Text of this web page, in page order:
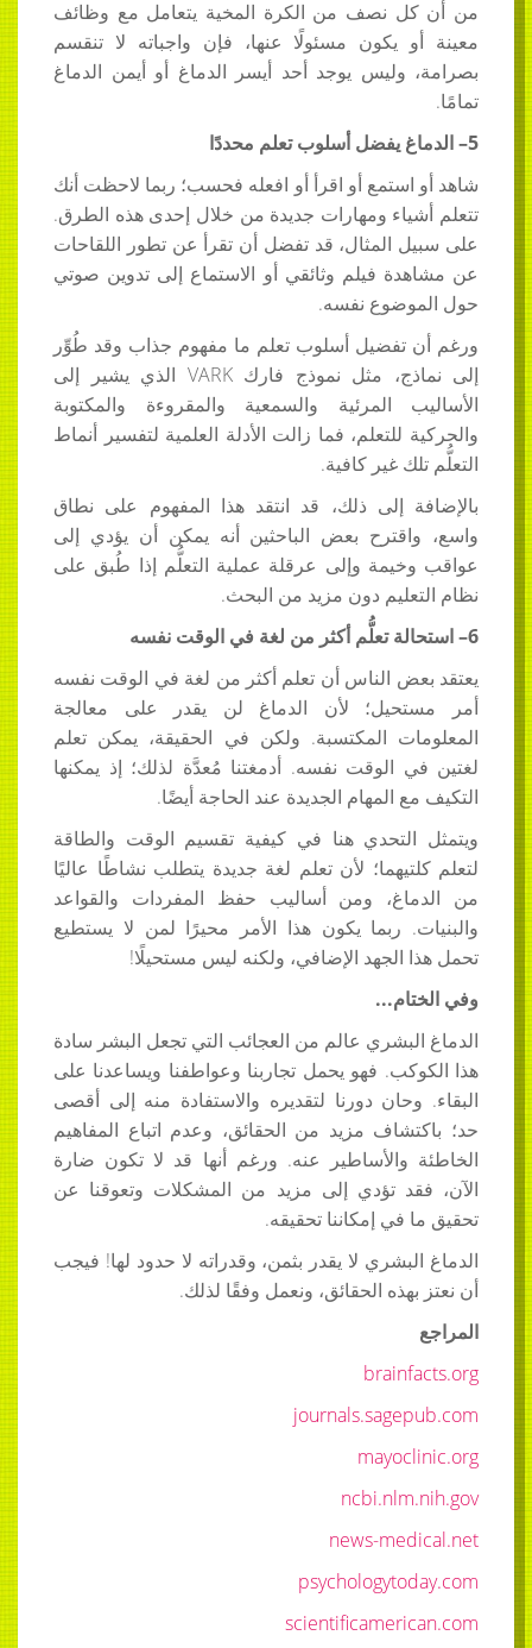
من أن كل نصف من الكرة المخية يتعامل مع وظائف
معينة أو يكون مسئولًا عنها، فإن واجباته لا تنقسم
بصرامة، وليس يوجد أحد أيسر الدماغ أو أيمن الدماغ
تمامًا.
5– الدماغ يفضل أسلوب تعلم محددًا
شاهد أو استمع أو اقرأ أو افعله فحسب؛ ربما لاحظت أنك
تتعلم أشياء ومهارات جديدة من خلال إحدى هذه الطرق.
على سبيل المثال، قد تفضل أن تقرأ عن تطور اللقاحات
عن مشاهدة فيلم وثائقي أو الاستماع إلى تدوين صوتي
حول الموضوع نفسه.
ورغم أن تفضيل أسلوب تعلم ما مفهوم جذاب وقد طُوِّر
إلى نماذج، مثل نموذج فارك VARK الذي يشير إلى
الأساليب المرئية والسمعية والمقروءة والمكتوبة
والحركية للتعلم، فما زالت الأدلة العلمية لتفسير أنماط
التعلُّم تلك غير كافية.
بالإضافة إلى ذلك، قد انتقد هذا المفهوم على نطاق
واسع، واقترح بعض الباحثين أنه يمكن أن يؤدي إلى
عواقب وخيمة وإلى عرقلة عملية التعلُّم إذا طُبق على
نظام التعليم دون مزيد من البحث.
6– استحالة تعلُّم أكثر من لغة في الوقت نفسه
يعتقد بعض الناس أن تعلم أكثر من لغة في الوقت نفسه
أمر مستحيل؛ لأن الدماغ لن يقدر على معالجة
المعلومات المكتسبة. ولكن في الحقيقة، يمكن تعلم
لغتين في الوقت نفسه. أدمغتنا مُعدَّة لذلك؛ إذ يمكنها
التكيف مع المهام الجديدة عند الحاجة أيضًا.
ويتمثل التحدي هنا في كيفية تقسيم الوقت والطاقة
لتعلم كلتيهما؛ لأن تعلم لغة جديدة يتطلب نشاطًا عاليًا
من الدماغ، ومن أساليب حفظ المفردات والقواعد
والبنيات. ربما يكون هذا الأمر محيرًا لمن لا يستطيع
تحمل هذا الجهد الإضافي، ولكنه ليس مستحيلًا!
وفي الختام...
الدماغ البشري عالم من العجائب التي تجعل البشر سادة
هذا الكوكب. فهو يحمل تجاربنا وعواطفنا ويساعدنا على
البقاء. وحان دورنا لتقديره والاستفادة منه إلى أقصى
حد؛ باكتشاف مزيد من الحقائق، وعدم اتباع المفاهيم
الخاطئة والأساطير عنه. ورغم أنها قد لا تكون ضارة
الآن، فقد تؤدي إلى مزيد من المشكلات وتعوقنا عن
تحقيق ما في إمكاننا تحقيقه.
الدماغ البشري لا يقدر بثمن، وقدراته لا حدود لها! فيجب
أن نعتز بهذه الحقائق، ونعمل وفقًا لذلك.
المراجع
brainfacts.org
journals.sagepub.com
mayoclinic.org
ncbi.nlm.nih.gov
news-medical.net
psychologytoday.com
scientificamerican.com